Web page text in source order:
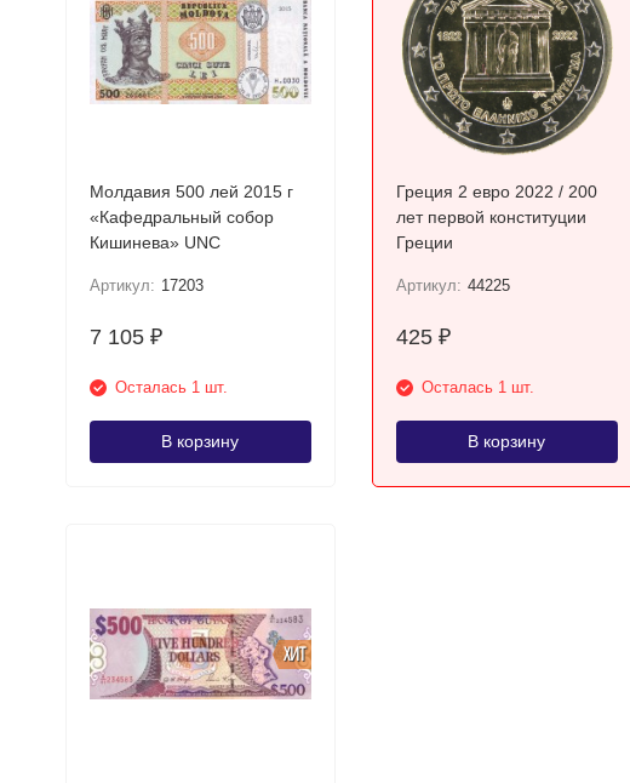
Молдавия 500 лей 2015 г
«Кафедральный собор
Кишинева» UNC
Артикул: 17203
7 105 ₽
Осталась 1 шт.
В корзину
Греция 2 евро 2022 / 200
лет первой конституции
Греции
Артикул: 44225
425 ₽
Осталась 1 шт.
В корзину
ХИТ